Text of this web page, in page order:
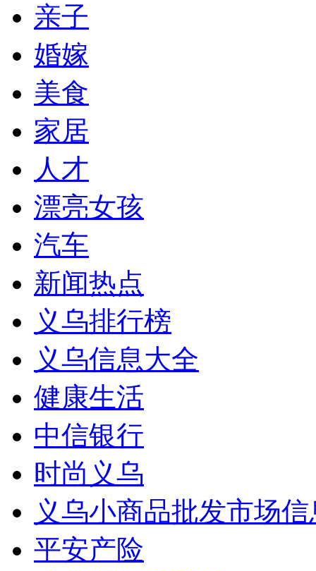
亲子
婚嫁
美食
家居
人才
漂亮女孩
汽车
新闻热点
义乌排行榜
义乌信息大全
健康生活
中信银行
时尚义乌
义乌小商品批发市场
平安产险